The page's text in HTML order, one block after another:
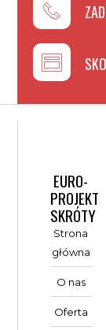
EURO-
PROJEKT
SKRÓTY
Strona
główna
O nas
Oferta